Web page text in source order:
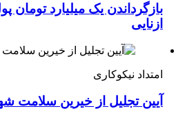
بازگرداندن یک میلیارد تومان
ازنایی
امتداد نیکوکاری
آیین تجلیل از خیرین سلامت